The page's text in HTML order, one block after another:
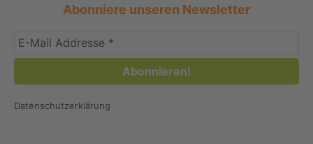
Abonniere unseren Newsletter
Datenschutzerklärung